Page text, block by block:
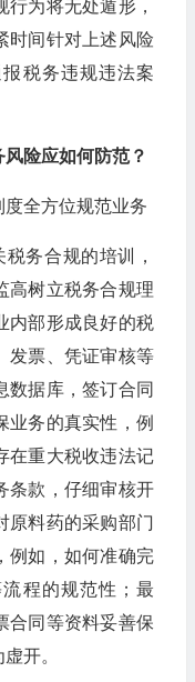
为将无处遁形，
时间针对上述风险
税务违规违法案
险应如何防范？
度全方位规范业务
务合规的培训，
高树立税务合规理
内部形成良好的税
发票、凭证审核等
数据库，签订合同
业务的真实性，例
在重大税收违法记
条款，仔细审核开
原料药的采购部门
例如，如何准确完
程的规范性；最
合同等资料妥善保
开。